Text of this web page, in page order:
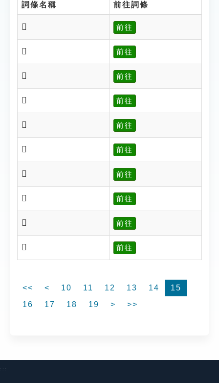
詞條名稱 前往詞條
𡙐 前往
𡙕 前往
𡙖 前往
𡙗 前往
𡙘 前往
𡙚 前往
𡙜 前往
𡙝 前往
𡙨 前往
𡙛 前往
<< < 10 11 12 13 14
15
16
17 18 19 > >>
:::